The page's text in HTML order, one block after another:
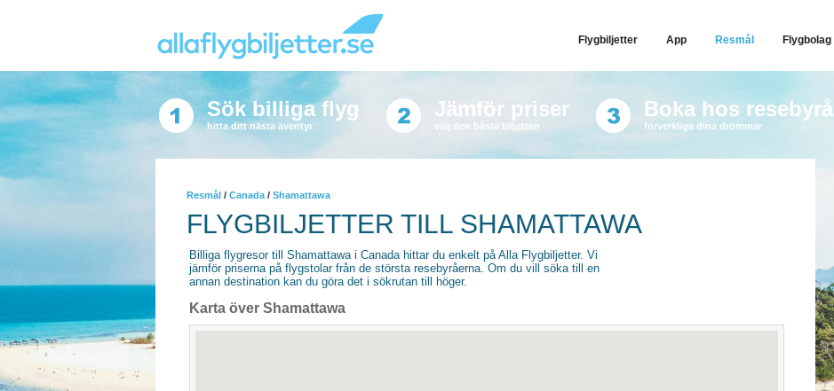
Flygbiljetter App Resmål Flygbolag
Sök billiga flyg
hitta ditt nästa äventyr
Jämför priser
välj den bästa biljetten
Boka hos resebyrå
förverkliga dina drömmar
Resmål / Canada / Shamattawa
FLYGBILJETTER TILL SHAMATTAWA
Billiga flygresor till Shamattawa i Canada hittar du enkelt på Alla Flygbiljetter. Vi
jämför priserna på flygstolar från de största resebyråerna. Om du vill söka till en
annan destination kan du göra det i sökrutan till höger.
Karta över Shamattawa